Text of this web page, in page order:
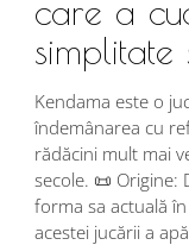
care a
Kendama este o
îndemânarea cu
rădăcini mult mai
secole. 📜 Origine:
forma sa actuală
acestei jucării a